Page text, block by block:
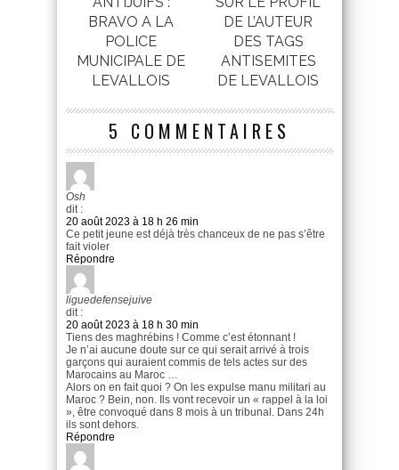
BRAVO A LA
POLICE
MUNICIPALE DE
LEVALLOIS
DE L’AUTEUR
DES TAGS
ANTISEMITES
DE LEVALLOIS
5 COMMENTAIRES
Osh
dit :
20 août 2023 à 18 h 26 min
Ce petit jeune est déjà très chanceux de ne pas s’être
fait violer
Répondre
liguedefensejuive
dit :
20 août 2023 à 18 h 30 min
Tiens des maghrébins ! Comme c’est étonnant !
Je n’ai aucune doute sur ce qui serait arrivé à trois
garçons qui auraient commis de tels actes sur des
Marocains au Maroc …
Alors on en fait quoi ? On les expulse manu militari au
Maroc ? Bein, non. Ils vont recevoir un « rappel à la loi
», être convoqué dans 8 mois à un tribunal. Dans 24h
ils sont dehors.
Répondre